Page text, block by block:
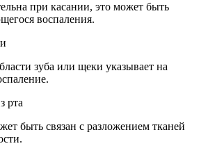
при касании, это может быть
воспаления.
зуба или щеки указывает на
рта
быть связан с разложением тканей